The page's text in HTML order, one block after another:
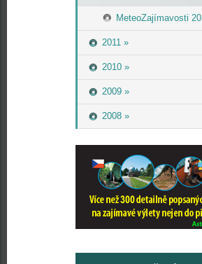
MeteoZajímavosti
2011 »
2010 »
2009 »
2008 »